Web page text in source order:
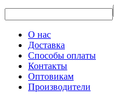
О нас
Доставка
Способы оплаты
Контакты
Оптовикам
Производители